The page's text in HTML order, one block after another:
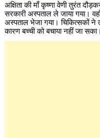
अक्षिता की माँ कृष्णा वेणी तुरंत
सरकारी अस्पताल ले जाया गया।
अस्पताल भेजा गया। चिकित्सकों
कारण बच्ची को बचाया नहीं जा सका।